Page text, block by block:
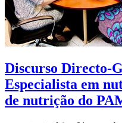
Discurso Directo-
Especialista em
de nutrição do